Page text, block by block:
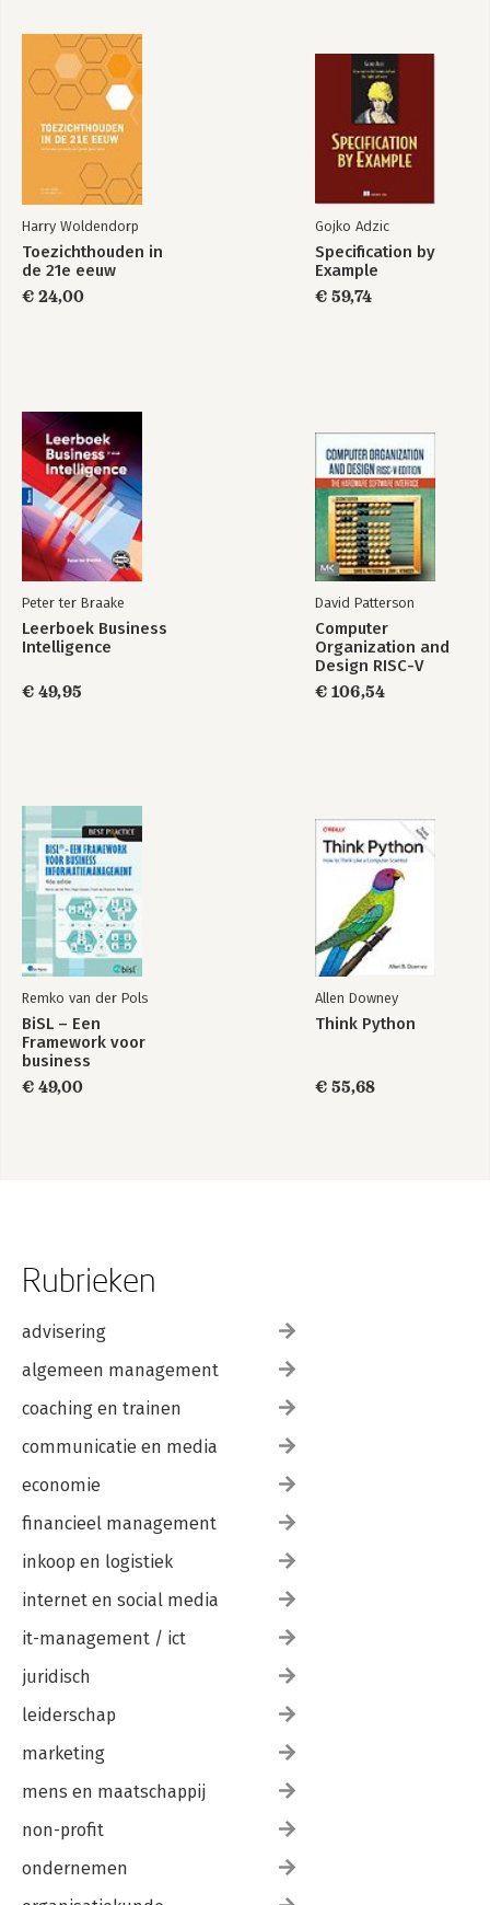
Hoe je kijkt bepaalt
wat je ziet!
Toezichthouden in
de 21e eeuw
De ontwikkeling
naar duurzame
ouderenzorg
Het huis van de
professionele
zeggenschap
Hoe je kijkt bepaalt
wat je ziet!
Toezichthouden in
de 21e eeuw
Bekijk alle boeken
Harry Woldendorp
Toezichthouden in
de 21e eeuw
€ 24,00
Gojko Adzic
Specification by
Example
€ 59,74
Peter ter Braake
Leerboek Business
Intelligence
€ 49,95
David Patterson
Computer
Organization and
Design RISC-V
Edition
€ 106,54
Remko van der Pols
BiSL – Een
Framework voor
business
€ 49,00
Allen Downey
Think Python
€ 55,68
Rubrieken
advisering
algemeen management
coaching en trainen
communicatie en media
economie
financieel management
inkoop en logistiek
internet en social media
it-management / ict
juridisch
leiderschap
marketing
mens en maatschappij
non-profit
ondernemen